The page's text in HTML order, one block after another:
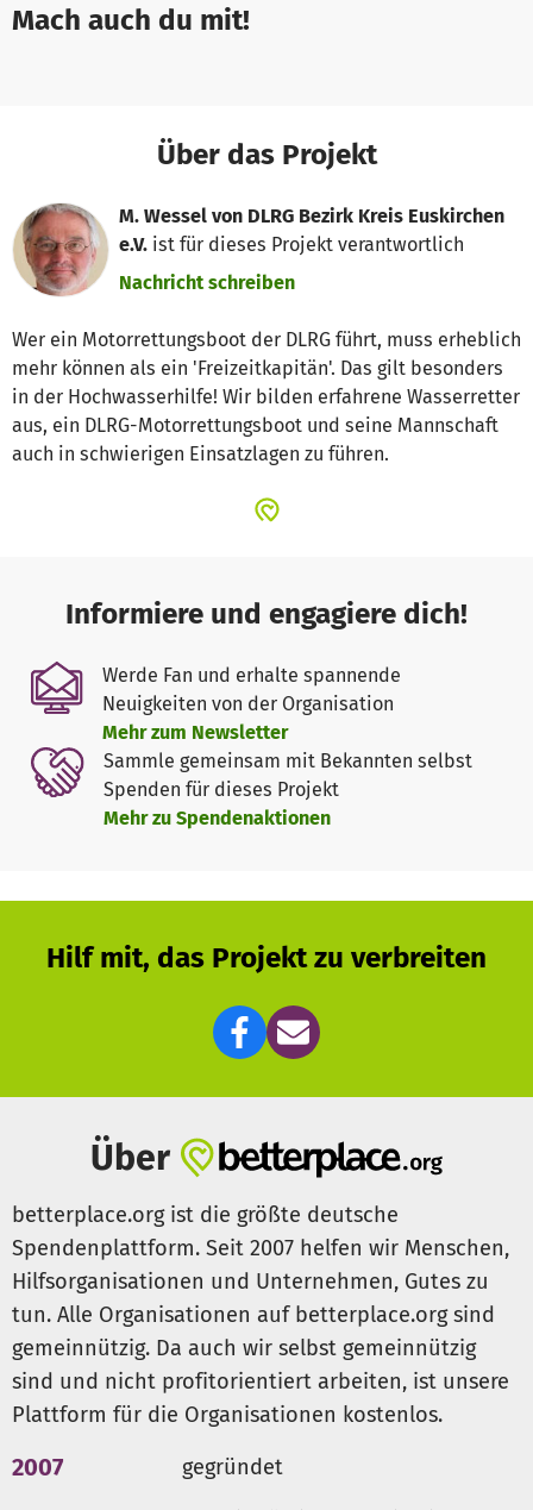
Mach auch du mit!
Über das Projekt
M. Wessel von DLRG Bezirk Kreis Euskirchen
e.V. ist für dieses Projekt verantwortlich
Nachricht schreiben
Wer ein Motorrettungsboot der DLRG führt, muss erheblich
mehr können als ein 'Freizeitkapitän'. Das gilt besonders
in der Hochwasserhilfe! Wir bilden erfahrene Wasserretter
aus, ein DLRG-Motorrettungsboot und seine Mannschaft
auch in schwierigen Einsatzlagen zu führen.
Informiere und engagiere dich!
Werde Fan und erhalte spannende
Neuigkeiten von der Organisation
Mehr zum Newsletter
Sammle gemeinsam mit Bekannten selbst
Spenden für dieses Projekt
Mehr zu Spendenaktionen
Hilf mit, das Projekt zu verbreiten
Über
betterplace.org ist die größte deutsche
Spendenplattform. Seit 2007 helfen wir Menschen,
Hilfsorganisationen und Unternehmen, Gutes zu
tun. Alle Organisationen auf betterplace.org sind
gemeinnützig. Da auch wir selbst gemeinnützig
sind und nicht profitorientiert arbeiten, ist unsere
Plattform für die Organisationen kostenlos.
2007 gegründet